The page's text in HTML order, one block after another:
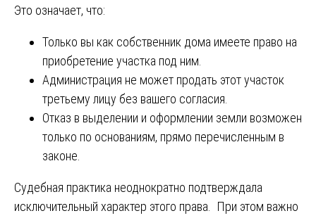
Это означает, что:
Только вы как собственник дома имеете право на
приобретение участка под ним.
Администрация не может продать этот участок
третьему лицу без вашего согласия.
Отказ в выделении и оформлении земли возможен
только по основаниям, прямо перечисленным в
законе.
Судебная практика неоднократно подтверждала
исключительный характер этого права. При этом важно